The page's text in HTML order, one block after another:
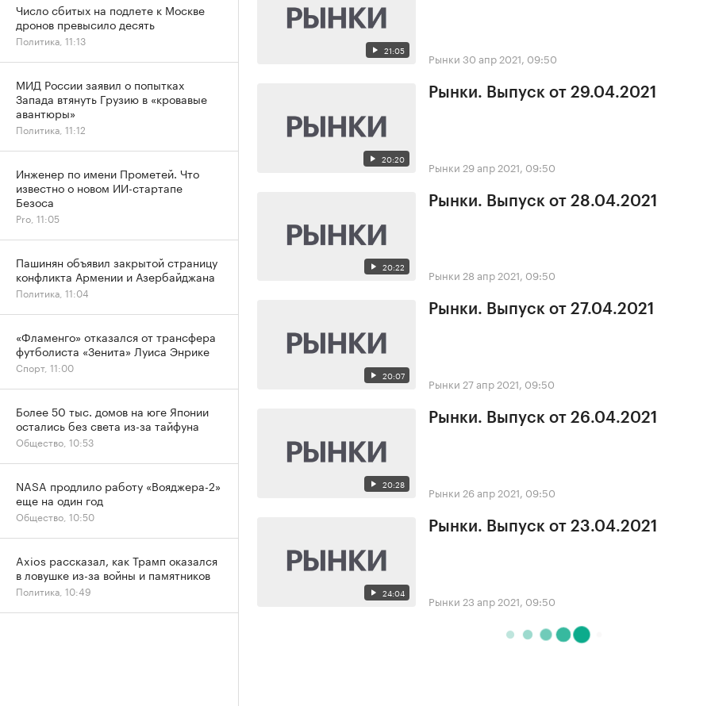
21:05 Рынки 30 апр 2021, 09:50
20:20
Рынки. Выпуск от 29.04.2021
Рынки 29 апр 2021, 09:50
20:22
Рынки. Выпуск от 28.04.2021
Рынки 28 апр 2021, 09:50
20:07
Рынки. Выпуск от 27.04.2021
Рынки 27 апр 2021, 09:50
20:28
Рынки. Выпуск от 26.04.2021
Рынки 26 апр 2021, 09:50
24:04
Рынки. Выпуск от 23.04.2021
Рынки 23 апр 2021, 09:50
Число сбитых на подлете к Москве
дронов превысило десять
Политика, 11:13
МИД России заявил о попытках
Запада втянуть Грузию в «кровавые
авантюры»
Политика, 11:12
Инженер по имени Прометей. Что
известно о новом ИИ-стартапе
Безоса
Pro, 11:05
Пашинян объявил закрытой страницу
конфликта Армении и Азербайджана
Политика, 11:04
«Фламенго» отказался от трансфера
футболиста «Зенита» Луиса Энрике
Спорт, 11:00
Более 50 тыс. домов на юге Японии
остались без света из-за тайфуна
Общество, 10:53
NASA продлило работу «Вояджера-2»
еще на один год
Общество, 10:50
Axios рассказал, как Трамп оказался
в ловушке из-за войны и памятников
Политика, 10:49